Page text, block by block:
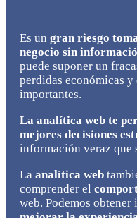
Es un gran riesgo
negocio sin
puede suponer un
perdidas económicas
importantes.
La analítica web te
mejores decisiones
información veraz que
La analítica web
comprender el
web. Podemos